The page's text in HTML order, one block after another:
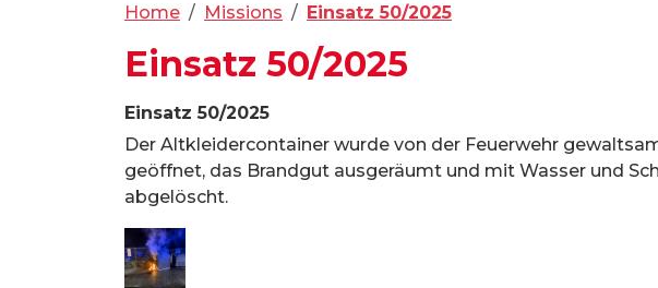
Home Missions Einsatz 50/2025
Einsatz 50/2025
Einsatz 50/2025
Der Altkleidercontainer wurde von der Feuerwehr
geöffnet, das Brandgut ausgeräumt und mit Wasser und
abgelöscht.